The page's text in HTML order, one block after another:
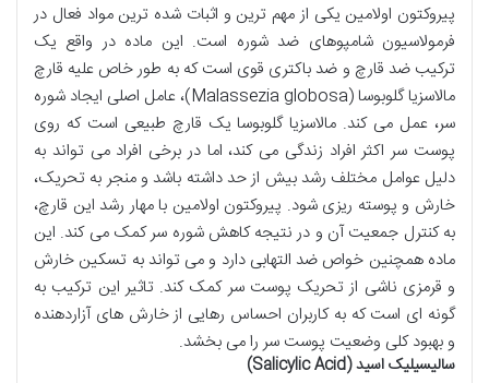
پیروکتون اولامین یکی از مهم ترین و اثبات شده ترین مواد فعال در
فرمولاسیون شامپوهای ضد شوره است. این ماده در واقع یک
ترکیب ضد قارچ و ضد باکتری قوی است که به طور خاص علیه قارچ
مالاسزیا گلوبوسا (Malassezia globosa)، عامل اصلی ایجاد شوره
سر، عمل می کند. مالاسزیا گلوبوسا یک قارچ طبیعی است که روی
پوست سر اکثر افراد زندگی می کند، اما در برخی افراد می تواند به
دلیل عوامل مختلف رشد بیش از حد داشته باشد و منجر به تحریک،
خارش و پوسته ریزی شود. پیروکتون اولامین با مهار رشد این قارچ،
به کنترل جمعیت آن و در نتیجه کاهش شوره سر کمک می کند. این
ماده همچنین خواص ضد التهابی دارد و می تواند به تسکین خارش
و قرمزی ناشی از تحریک پوست سر کمک کند. تاثیر این ترکیب به
گونه ای است که به کاربران احساس رهایی از خارش های آزاردهنده
و بهبود کلی وضعیت پوست سر را می بخشد.
سالیسیلیک اسید (Salicylic Acid)